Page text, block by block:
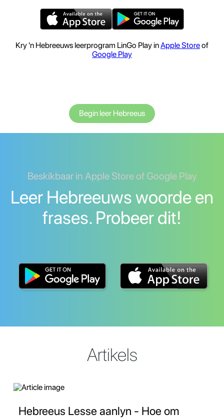
Kry 'n Hebreeuws leerprogram LinGo Play inApple Storeof
Google Play
Begin leer Hebreeus
Beskikbaar in Apple Store of Google Play
Leer Hebreeuws woorde en
frases. Probeer dit!
Artikels
Hebreeus Lesse aanlyn - Hoe om